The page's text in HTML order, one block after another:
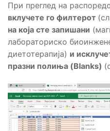
При преглед на
вклучете го филтерот
на која сте запишани
лабораториско
диетотерапија) и
празни полиња (Blanks)